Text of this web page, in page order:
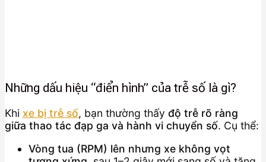
Những dấu hiệu “điển hình” của trễ số là gì?
Khi xe bị trễ số, bạn thường thấy độ trễ rõ ràng
giữa thao tác đạp ga và hành vi chuyển số. Cụ thể:
Vòng tua (RPM) lên nhưng xe không vọt